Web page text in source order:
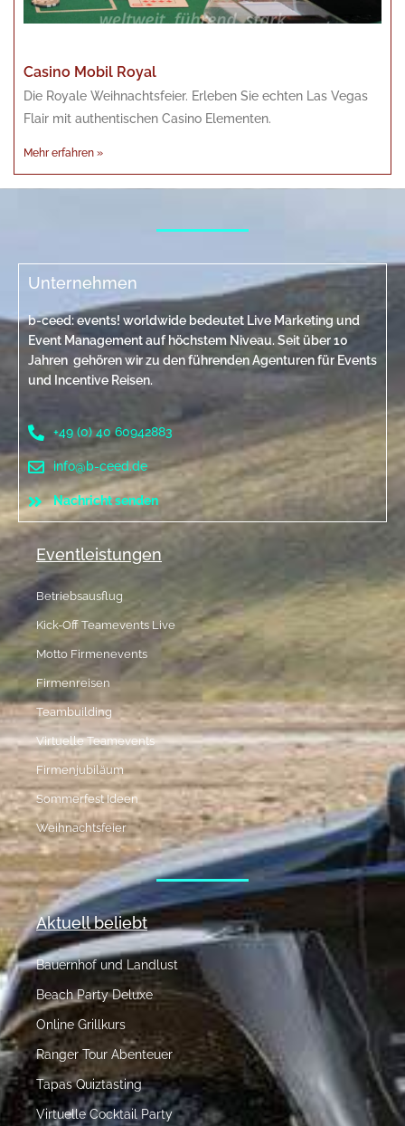
Casino Mobil Royal
Die Royale Weihnachtsfeier. Erleben Sie echten Las Vegas
Flair mit authentischen Casino Elementen.
Mehr erfahren »
Unternehmen
b-ceed: events! worldwide bedeutet Live Marketing und
Event Management auf höchstem Niveau. Seit über 10
Jahren gehören wir zu den führenden Agenturen für Events
und Incentive Reisen.
+49 (0) 40 60942883
info@b-ceed.de
Nachricht senden
Eventleistungen
Betriebsausflug
Kick-Off Teamevents Live
Motto Firmenevents
Firmenreisen
Teambuilding
Virtuelle Teamevents
Firmenjubiläum
Sommerfest Ideen
Weihnachtsfeier
Aktuell beliebt
Bauernhof und Landlust
Beach Party Deluxe
Online Grillkurs
Ranger Tour Abenteuer
Tapas Quiztasting
Virtuelle Cocktail Party